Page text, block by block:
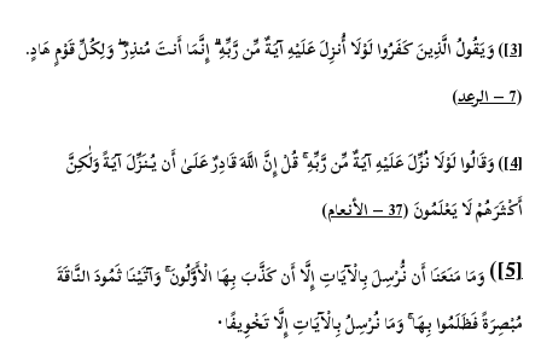
[3]
)وَيَقُولُ الَّذِينَ كَفَرُوا لَوْلَا أُنزِلَ عَلَيْهِ آيَةٌ مِّن رَّبِّهِإِنَّمَا أَنتَ مُنذِرٌوَلِكُلِّ قَوْمٍ هَادٍ.
(7 – الرعد )
[4]
)وَقَالُوا لَوْلَا نُزِّلَ عَلَيْهِ آيَةٌ مِّن رَّبِّهِقُلْ إِنَّ اللَّهَ قَادِرٌ عَلَىٰ أَن يُنَزِّلَ آيَةً وَلَٰكِنَّ
أَكْثَرَهُمْ لَا يَعْلَمُونَ (37 – الأنعام )
[5]
)وَمَا مَنَعَنَا أَن نُّرْسِلَ بِالْآيَاتِ إِلَّا أَن كَذَّبَ بِهَا الْأَوَّلُونَوَآتَيْنَا ثَمُودَ النَّاقَةَ
مُبْصِرَةً فَظَلَمُوا بِهَاوَمَا نُرْسِلُ بِالْآيَاتِ إِلَّا تَخْوِيفًا.